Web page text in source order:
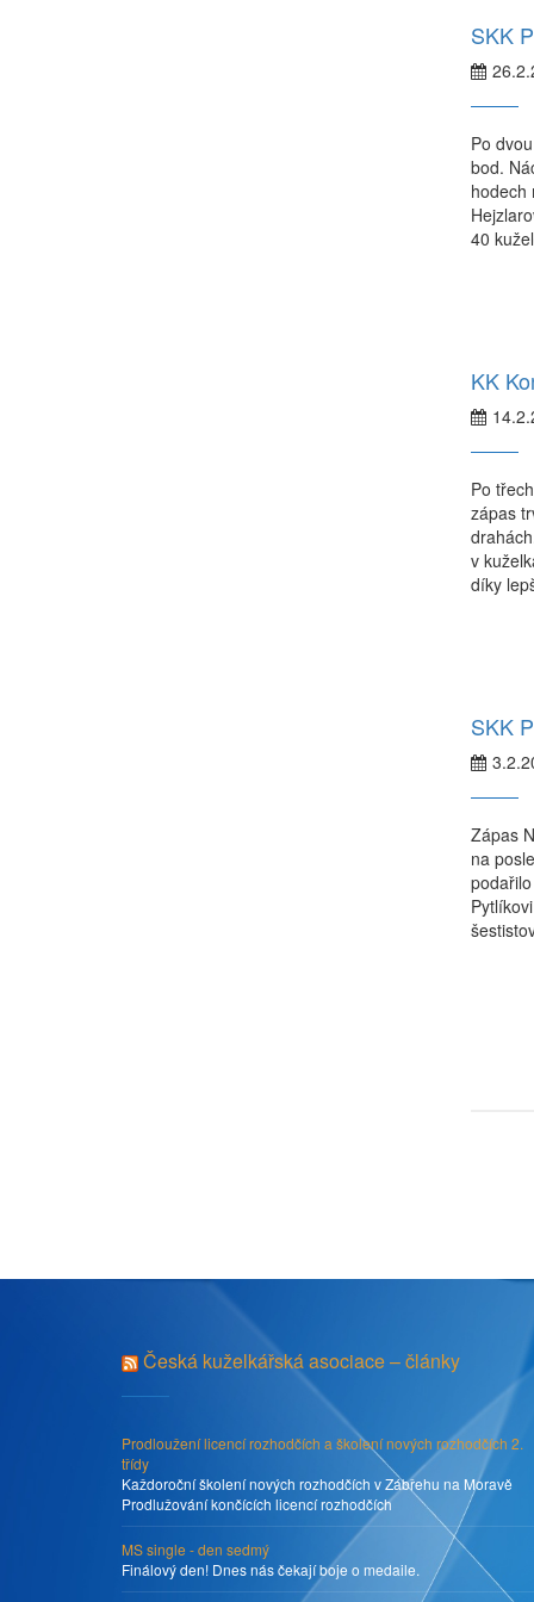
SKK
Po
bod.
hodech
40
KK
Po
zápas
v
díky
SKK
Zápas
na
Česká kuželkářská asociace – články
Prodloužení licencí rozhodčích a školení nových rozhodčích 2.
třídy
Každoroční školení nových rozhodčích v Zábřehu na Moravě
Prodlužování končících licencí rozhodčích
MS single - den sedmý
Finálový den! Dnes nás čekají boje o medaile.